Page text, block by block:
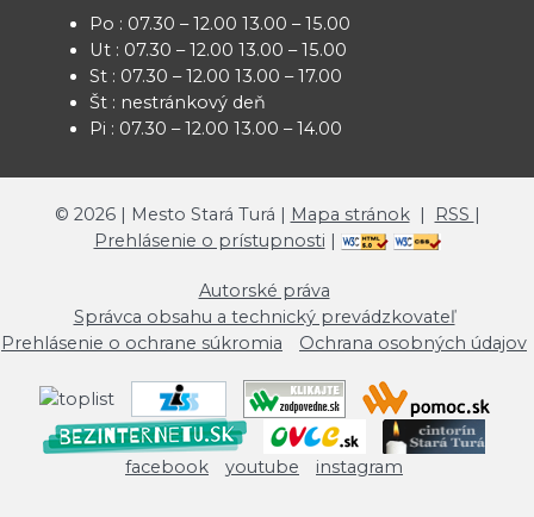
Po : 07.30 – 12.00 13.00 – 15.00
Ut : 07.30 – 12.00 13.00 – 15.00
St : 07.30 – 12.00 13.00 – 17.00
Št : nestránkový deň
Pi : 07.30 – 12.00 13.00 – 14.00
© 2026| Mesto Stará Turá | Mapa stránok| RSS |
Prehlásenie o prístupnosti |
Autorské práva
Správca obsahu a technický prevádzkovateľ
Prehlásenie o ochrane súkromia
Ochrana osobných údajov
facebook youtube instagram